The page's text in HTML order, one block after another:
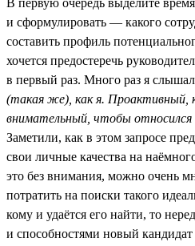
и сформулировать — какого
составить профиль
хочется предостеречь
в первый раз. Много раз я
(такая же), как я. Проактивный,
внимательный, чтобы относился
Заметили, как в этом запросе
свои личные качества на
это без внимания, можно очень
потратить на поиски такого
кому и удаётся его найти, то
и способностями новый кандидат